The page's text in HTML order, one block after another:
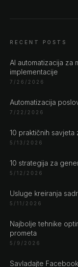
RECENT POSTS
AI automatizacija za
implementacije
7/26/2026
Automatizacija
7/22/2026
10 praktičnih savjeta
5/13/2026
10 strategija za
5/12/2026
Usluge kreiranja
5/11/2026
Najbolje tehnike
prometa
5/9/2026
Savladajte